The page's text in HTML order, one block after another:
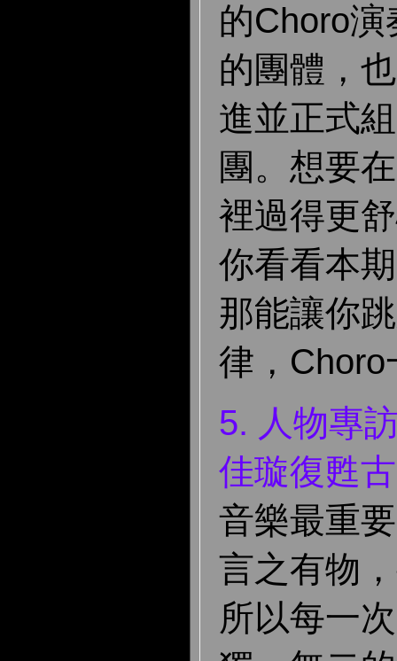
的Choro
的團體，
進並正式
團。想要
裡過得更
你看看本
那能讓你
律，Choro
5. 人物專
佳璇復甦
音樂最重
言之有物
所以每一